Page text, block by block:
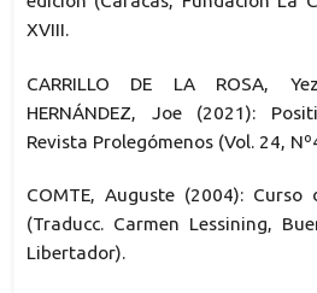
XVIII.
CARRILLO DE LA ROSA,
HERNÁNDEZ, Joe (2021):
Revista Prolegómenos (Vol. 24,
COMTE, Auguste (2004):
(Traducc. Carmen Lessining,
Libertador).